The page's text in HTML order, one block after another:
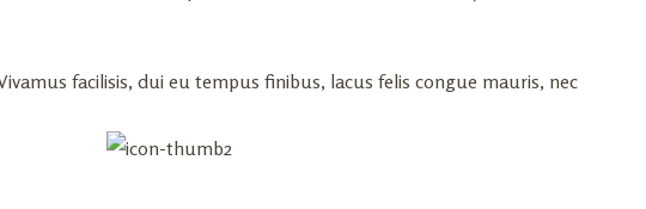
facilisis, dui eu tempus finibus, lacus felis congue mauris, nec